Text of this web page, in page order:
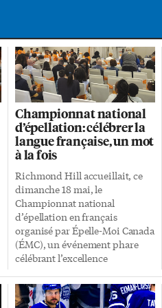
Championnat national
d’épellation: célébrer la
langue française, un mot
à la fois
Richmond Hill accueillait, ce
dimanche 18 mai, le
Championnat national
d’épellation en français
organisé par Épelle-Moi Canada
(ÉMC), un événement phare
célébrant l’excellence
francophones et francophiles à
travers le pays. Trois jeunes se